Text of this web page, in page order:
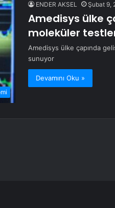
ENDER AKSEL Şubat 9,
Amedisys ülke
moleküler
Amedisys ülke çapında
sunuyor
Devamını Oku »